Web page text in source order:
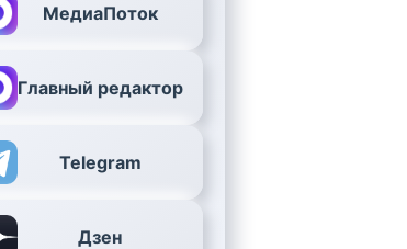
МедиаПоток
Главный редактор
Telegram
Дзен